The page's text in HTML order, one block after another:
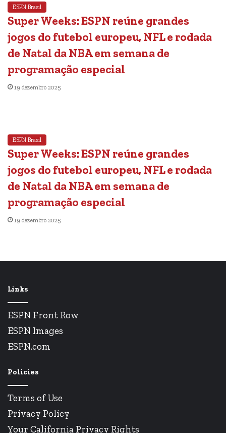
ESPN Brasil
Super Weeks: ESPN reúne grandes
jogos do futebol europeu, NFL e rodada
de Natal da NBA em semana de
programação especial
19 dezembro 2025
ESPN Brasil
Super Weeks: ESPN reúne grandes
jogos do futebol europeu, NFL e rodada
de Natal da NBA em semana de
programação especial
19 dezembro 2025
Links
ESPN Front Row
ESPN Images
ESPN.com
Policies
Terms of Use
Privacy Policy
Your California Privacy Rights